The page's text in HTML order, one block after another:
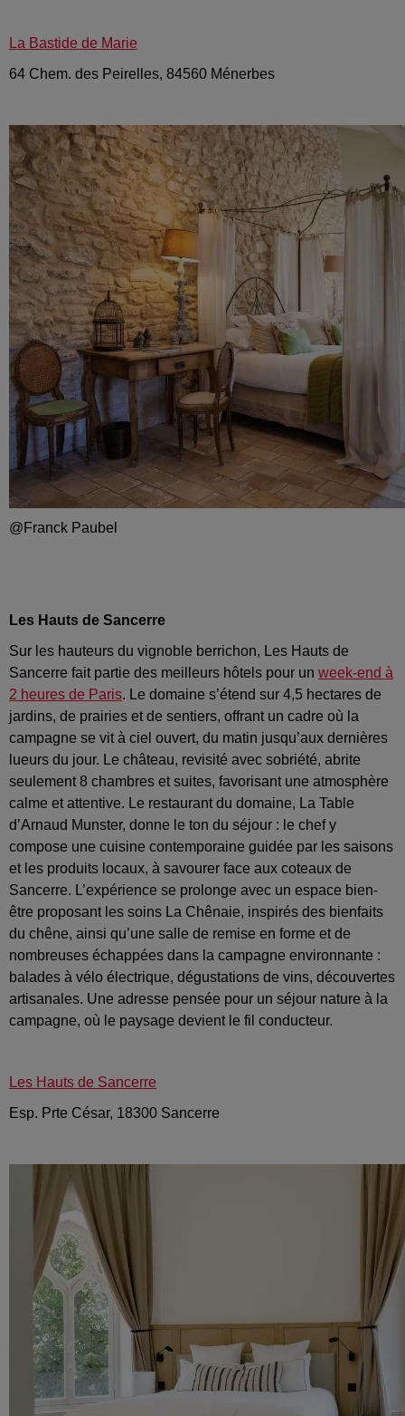
La Bastide de Marie
64 Chem. des Peirelles, 84560 Ménerbes
@Franck Paubel
Les Hauts de Sancerre
Sur les hauteurs du vignoble berrichon, Les Hauts de
Sancerre fait partie des meilleurs hôtels pour un week-end à
2 heures de Paris. Le domaine s’étend sur 4,5 hectares de
jardins, de prairies et de sentiers, offrant un cadre où la
campagne se vit à ciel ouvert, du matin jusqu’aux dernières
lueurs du jour. Le château, revisité avec sobriété, abrite
seulement 8 chambres et suites, favorisant une atmosphère
calme et attentive. Le restaurant du domaine, La Table
d’Arnaud Munster, donne le ton du séjour : le chef y
compose une cuisine contemporaine guidée par les saisons
et les produits locaux, à savourer face aux coteaux de
Sancerre. L’expérience se prolonge avec un espace bien-
être proposant les soins La Chênaie, inspirés des bienfaits
du chêne, ainsi qu’une salle de remise en forme et de
nombreuses échappées dans la campagne environnante :
balades à vélo électrique, dégustations de vins, découvertes
artisanales. Une adresse pensée pour un séjour nature à la
campagne, où le paysage devient le fil conducteur.
Les Hauts de Sancerre
Esp. Prte César, 18300 Sancerre